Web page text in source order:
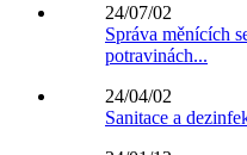
24/07/02
Správa měnících
potravinách...
24/04/02
Sanitace a